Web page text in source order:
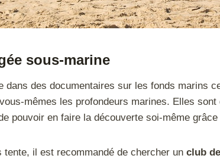
sous-marine
dans des documentaires sur les fonds marins
mêmes les profondeurs marines. Elles sont
pouvoir en faire la découverte soi-même
tente, il est recommandé de chercher un club